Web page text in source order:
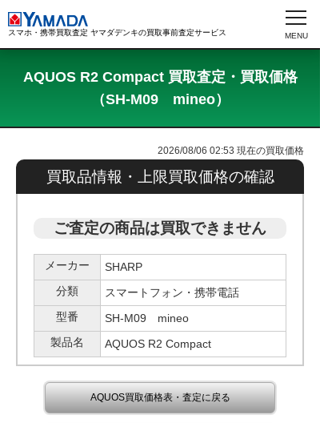
スマホ・携帯買取査定 ヤマダデンキの買取事前査定サービス
AQUOS R2 Compact 買取査定・買取価格
（SH-M09 mineo）
2026/08/06 02:53 現在の買取価格
買取品情報・上限買取価格の確認
ご査定の商品は買取できません
メーカー
SHARP
分類
スマートフォン・携帯電話
型番
SH-M09 mineo
製品名
AQUOS R2 Compact
AQUOS買取価格表・査定に戻る